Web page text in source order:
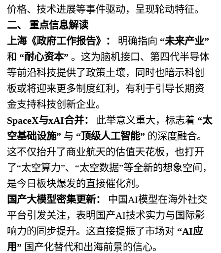
价格、技术进展等事件驱动，呈现轮动特征。
二、 重点信息解读
上海《政府工作报告》：
​ 明确指向 “未来产业”
和 “耐心资本” ​ 。这为脑机接口、第四代半导体
等前沿科技提供了政策土壤，同时也暗示科创
板或将迎来更多制度红利，有利于引导长期资
金支持科技创新企业。
SpaceX与xAI合并：
​ 此举意义重大，标志着 “太
空基础设施” ​ 与 “顶级人工智能” ​ 的深度融合。
这不仅抬升了商业航天的估值天花板，也打开
了“太空算力”、“太空数据”等全新的想象空间，
是今日板块爆发的直接催化剂。
国产大模型密集更新：
​ 中国AI模型在海外社交
平台引发关注，表明国产AI技术实力与国际影
响力的同步提升。这直接提振了市场对 “AI应
用” ​ 国产化替代和出海前景的信心。